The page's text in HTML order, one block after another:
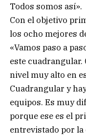
Todos somos así».
Con el objetivo
los ocho mejores
«Vamos paso a
este
nivel muy alto en
Cuadrangular y
equipos. Es muy
porque ese es el
entrevistado por